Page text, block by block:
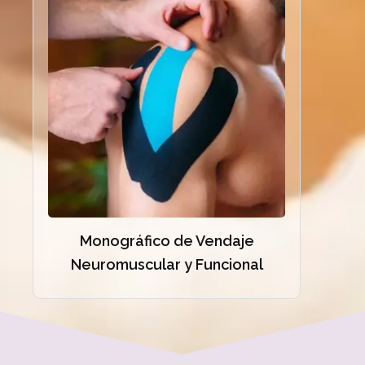
Monográfico de Vendaje
Neuromuscular y Funcional